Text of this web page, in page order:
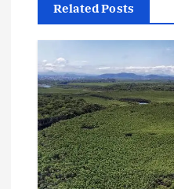
ã
o
d
e
Related Posts